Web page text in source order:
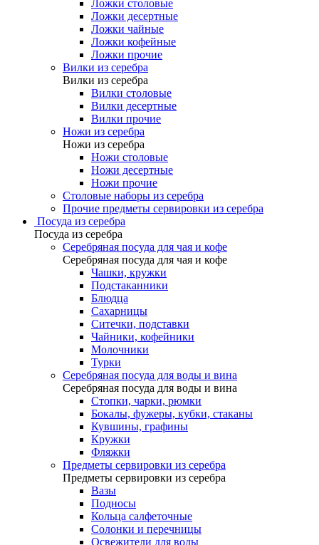
Ложки столовые
Ложки десертные
Ложки чайные
Ложки кофейные
Ложки прочие
Вилки из серебра
Вилки из серебра
Вилки столовые
Вилки десертные
Вилки прочие
Ножи из серебра
Ножи из серебра
Ножи столовые
Ножи десертные
Ножи прочие
Столовые наборы из серебра
Прочие предметы сервировки из серебра
Посуда из серебра
Посуда из серебра
Серебряная посуда для чая и кофе
Серебряная посуда для чая и кофе
Чашки, кружки
Подстаканники
Блюдца
Сахарницы
Ситечки, подставки
Чайники, кофейники
Молочники
Турки
Серебряная посуда для воды и вина
Серебряная посуда для воды и вина
Стопки, чарки, рюмки
Бокалы, фужеры, кубки, стаканы
Кувшины, графины
Кружки
Фляжки
Предметы сервировки из серебра
Предметы сервировки из серебра
Вазы
Подносы
Кольца салфеточные
Солонки и перечницы
Освежители для воды